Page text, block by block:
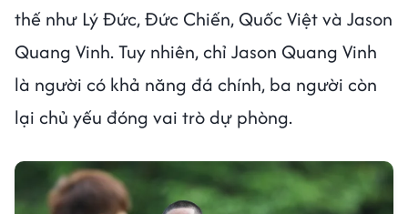
thế như Lý Đức, Đức Chiến, Quốc Việt và Jason
Quang Vinh. Tuy nhiên, chỉ Jason Quang Vinh
là người có khả năng đá chính, ba người còn
lại chủ yếu đóng vai trò dự phòng.